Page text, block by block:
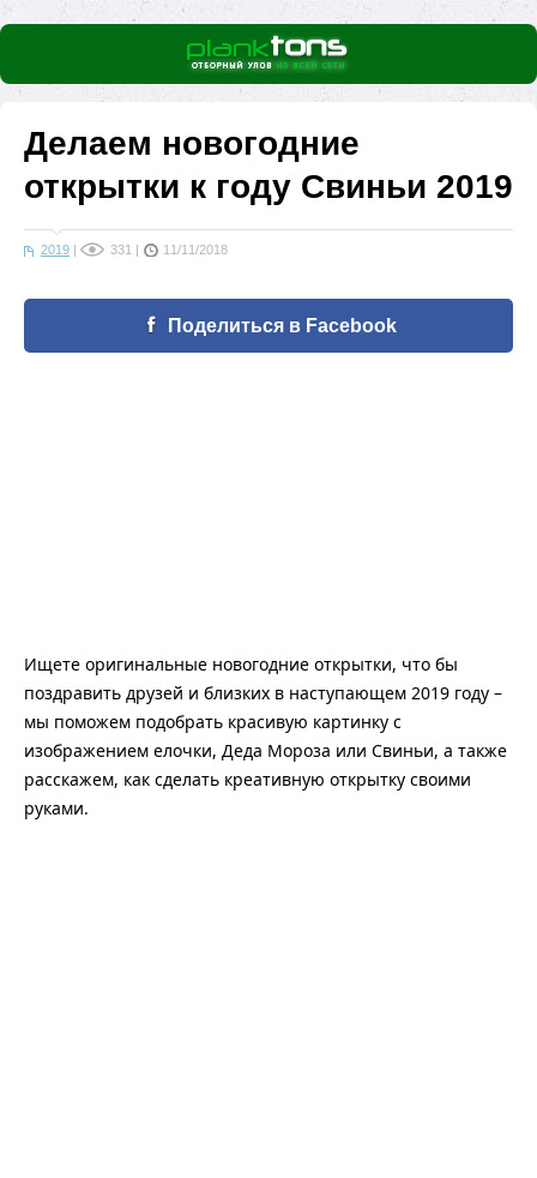
Делаем новогодние
открытки к году Свиньи 2019
2019 | 331 | 11/11/2018
Поделиться в Facebook
Ищете оригинальные новогодние открытки, что бы
поздравить друзей и близких в наступающем 2019 году –
мы поможем подобрать красивую картинку с
изображением елочки, Деда Мороза или Свиньи, а также
расскажем, как сделать креативную открытку своими
руками.